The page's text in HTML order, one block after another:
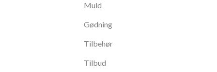
Muld
Gødning
Tilbehør
Tilbud